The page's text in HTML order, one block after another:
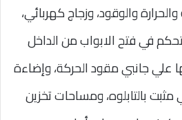
والوقود، وزجاج كهربائي،
في فتح الابواب من الداخل
علي جانبي مقود الحركة، وإضاءة
مثبت بالتابلوه، ومساحات تخزين